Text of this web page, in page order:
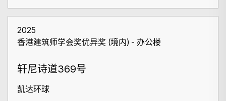
2025
香港建筑师学会奖优异奖 (境内) - 办公楼
轩尼诗道369号
凯达环球